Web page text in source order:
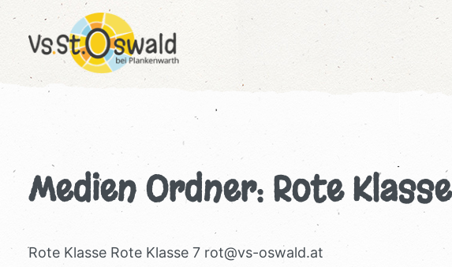
Inhalt
springen
Medien Ordner: Rote Klasse
Rote Klasse Rote Klasse 7 rot@vs-oswald.at